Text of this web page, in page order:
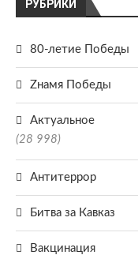
РУБРИКИ
80-летие Победы
Zнамя Победы
Актуальное
(28 998)
Антитеррор
Битва за Кавказ
Вакцинация